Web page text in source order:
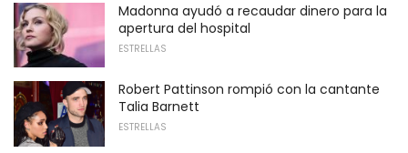
Madonna ayudó a recaudar dinero para la
apertura del hospital
ESTRELLAS
Robert Pattinson rompió con la cantante
Talia Barnett
ESTRELLAS